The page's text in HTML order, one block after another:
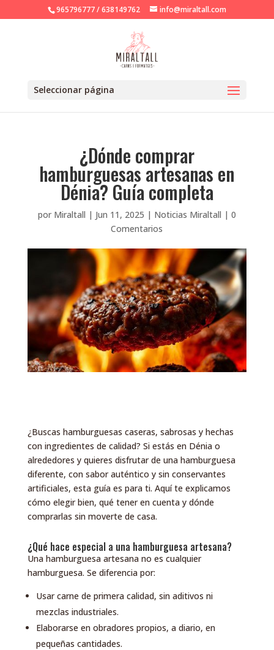
965796777 / 638149762 info@miraltall.com
Seleccionar página
¿Dónde comprar
hamburguesas artesanas en
Dénia? Guía completa
por Miraltall | Jun 11, 2025 | Noticias Miraltall | 0
Comentarios
¿Buscas hamburguesas caseras, sabrosas y hechas
con ingredientes de calidad? Si estás en Dénia o
alrededores y quieres disfrutar de una hamburguesa
diferente, con sabor auténtico y sin conservantes
artificiales, esta guía es para ti. Aquí te explicamos
cómo elegir bien, qué tener en cuenta y dónde
comprarlas sin moverte de casa.
¿Qué hace especial a una hamburguesa artesana?
Una hamburguesa artesana no es cualquier
hamburguesa. Se diferencia por:
Usar carne de primera calidad, sin aditivos ni
mezclas industriales.
Elaborarse en obradores propios, a diario, en
pequeñas cantidades.